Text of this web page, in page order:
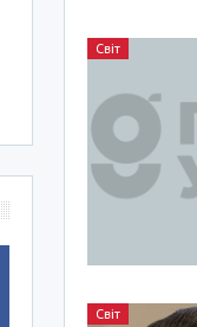
Світ
Світ